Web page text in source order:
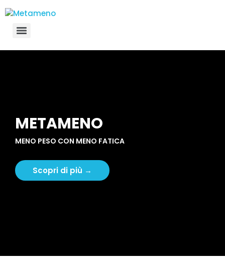
METAMENO
MENO PESO CON MENO FATICA
Scopri di più →